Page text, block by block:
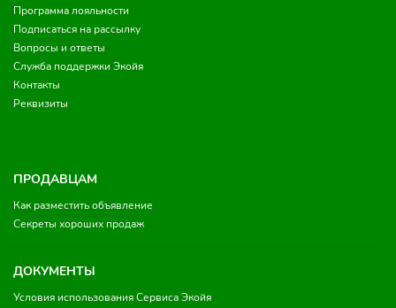
Программа лояльности
Подписаться на рассылку
Вопросы и ответы
Служба поддержки Экойя
Контакты
Реквизиты
ПРОДАВЦАМ
Как разместить объявление
Секреты хороших продаж
ДОКУМЕНТЫ
Условия использования Сервиса Экойя